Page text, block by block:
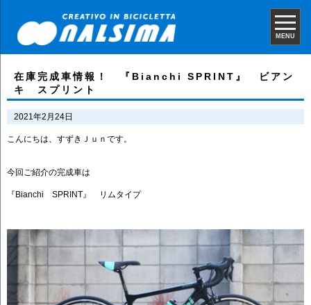
MENU
在庫完成車情報！ 『Bianchi SPRINT』 ビアン
キ スプリント
2021年2月24日
こんにちは、すずきＪｕｎです。
今回ご紹介の完成車は
『Bianchi SPRINT』 リムタイプ